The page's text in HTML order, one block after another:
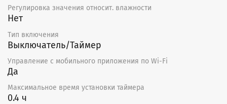
Регулировка значения относит. влажности
Нет
Тип включения
Выключатель/Таймер
Управление c мобильного приложения по Wi-Fi
Да
Максимальное время установки таймера
0.4 ч